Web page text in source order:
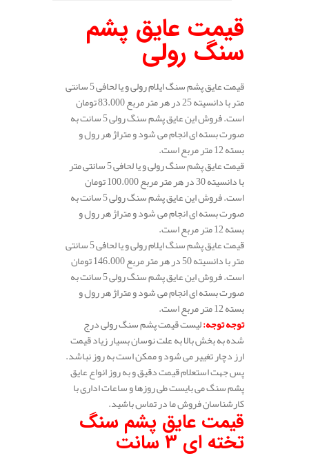
قیمت عایق پشم
سنگ رولی
قیمت عایق پشم سنگ ایلام رولی و یا لحافی 5 سانتی
متر با دانسیته 25 در هر متر مربع 83.000 تومان
است. فروش این عایق پشم سنگ رولی 5 سانت به
صورت بسته ای انجام می شود و متراژ هر رول و
بسته 12 متر مربع است.
قیمت عایق پشم سنگ رولی و یا لحافی 5 سانتی متر
با دانسیته 30 در هر متر مربع 100.000 تومان
است. فروش این عایق پشم سنگ رولی 5 سانت به
صورت بسته ای انجام می شود و متراژ هر رول و
بسته 12 متر مربع است.
قیمت عایق پشم سنگ ایلام رولی و یا لحافی 5 سانتی
متر با دانسیته 50 در هر متر مربع 146.000 تومان
است. فروش این عایق پشم سنگ رولی 5 سانت به
صورت بسته ای انجام می شود و متراژ هر رول و
بسته 12 متر مربع است.
توجه توجه:لیست قیمت پشم سنگ رولی درج
شده به بخش بالا به علت نوسان بسیار زیاد قیمت
ارز دچار تغییر می شود و ممکن است به روز نباشد.
پس جهت استعلام قیمت دقیق و به روز انواع عایق
پشم سنگ می بایست طی روزها و ساعات اداری با
کارشناسان فروش ما در تماس باشید.
قیمت عایق پشم سنگ
تخته ای 3 سانت